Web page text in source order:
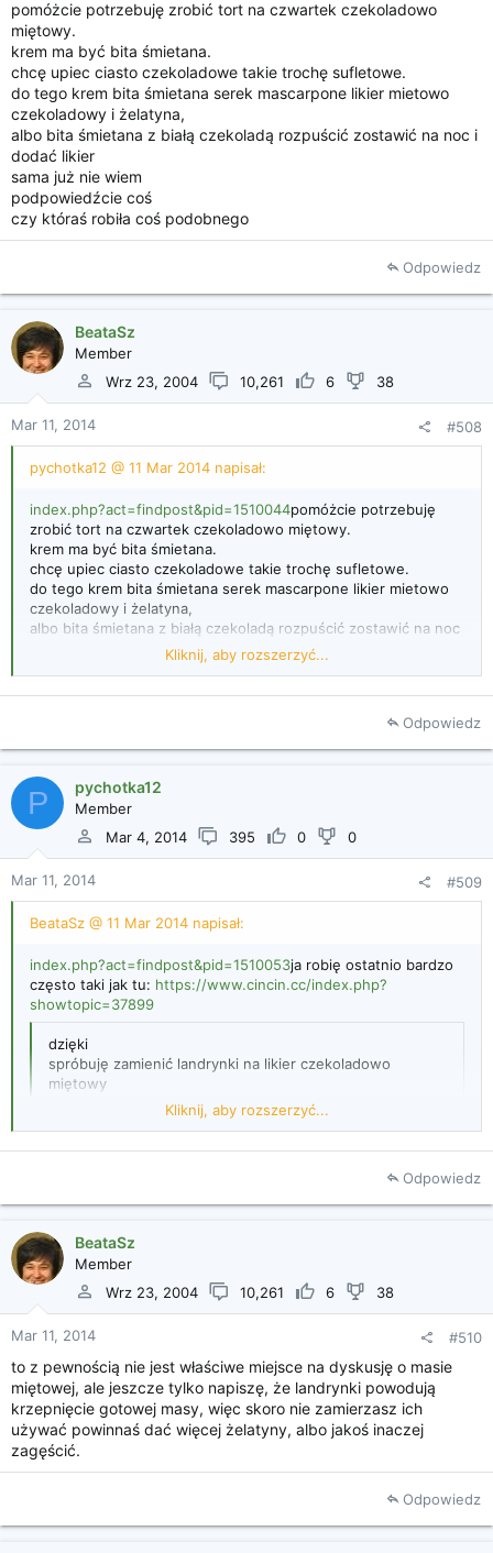
pomóżcie potrzebuję zrobić tort na czwartek czekoladowo
miętowy.
krem ma być bita śmietana.
chcę upiec ciasto czekoladowe takie trochę sufletowe.
do tego krem bita śmietana serek mascarpone likier mietowo
czekoladowy i żelatyna,
albo bita śmietana z białą czekoladą rozpuścić zostawić na noc i
dodać likier
sama już nie wiem
podpowiedźcie coś
czy któraś robiła coś podobnego
Odpowiedz
BeataSz
Member
Wrz 23, 2004
10,261 6 38
Mar 11, 2014 #508
pychotka12 @ 11 Mar 2014 napisał:
index.php?act=findpost&pid=1510044pomóżcie potrzebuję
zrobić tort na czwartek czekoladowo miętowy.
krem ma być bita śmietana.
chcę upiec ciasto czekoladowe takie trochę sufletowe.
do tego krem bita śmietana serek mascarpone likier mietowo
czekoladowy i żelatyna,
albo bita śmietana z białą czekoladą rozpuścić zostawić na noc
ja robię ostatnio bardzo często taki jak tu:
Kliknij, aby rozszerzyć...
Odpowiedz
P pychotka12
Member
Mar 4, 2014
395 0 0
Mar 11, 2014 #509
BeataSz @ 11 Mar 2014 napisał:
index.php?act=findpost&pid=1510053ja robię ostatnio bardzo
często taki jak tu: https://www.cincin.cc/index.php?
showtopic=37899
dzięki
spróbuję zamienić landrynki na likier czekoladowo
miętowy
zobaczymy co wyjdzie
rezultatem pochwalę się w czwartek
Kliknij, aby rozszerzyć...
Odpowiedz
BeataSz
Member
Wrz 23, 2004
10,261 6 38
Mar 11, 2014 #510
to z pewnością nie jest właściwe miejsce na dyskusję o masie
miętowej, ale jeszcze tylko napiszę, że landrynki powodują
krzepnięcie gotowej masy, więc skoro nie zamierzasz ich
używać powinnaś dać więcej żelatyny, albo jakoś inaczej
zagęścić.
Odpowiedz